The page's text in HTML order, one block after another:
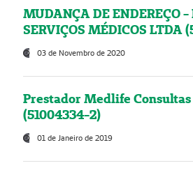
MUDANÇA DE ENDEREÇO
SERVIÇOS MÉDICOS LTDA
03 de Novembro de 2020
Prestador Medlife
(51004334-2)
01 de Janeiro de 2019